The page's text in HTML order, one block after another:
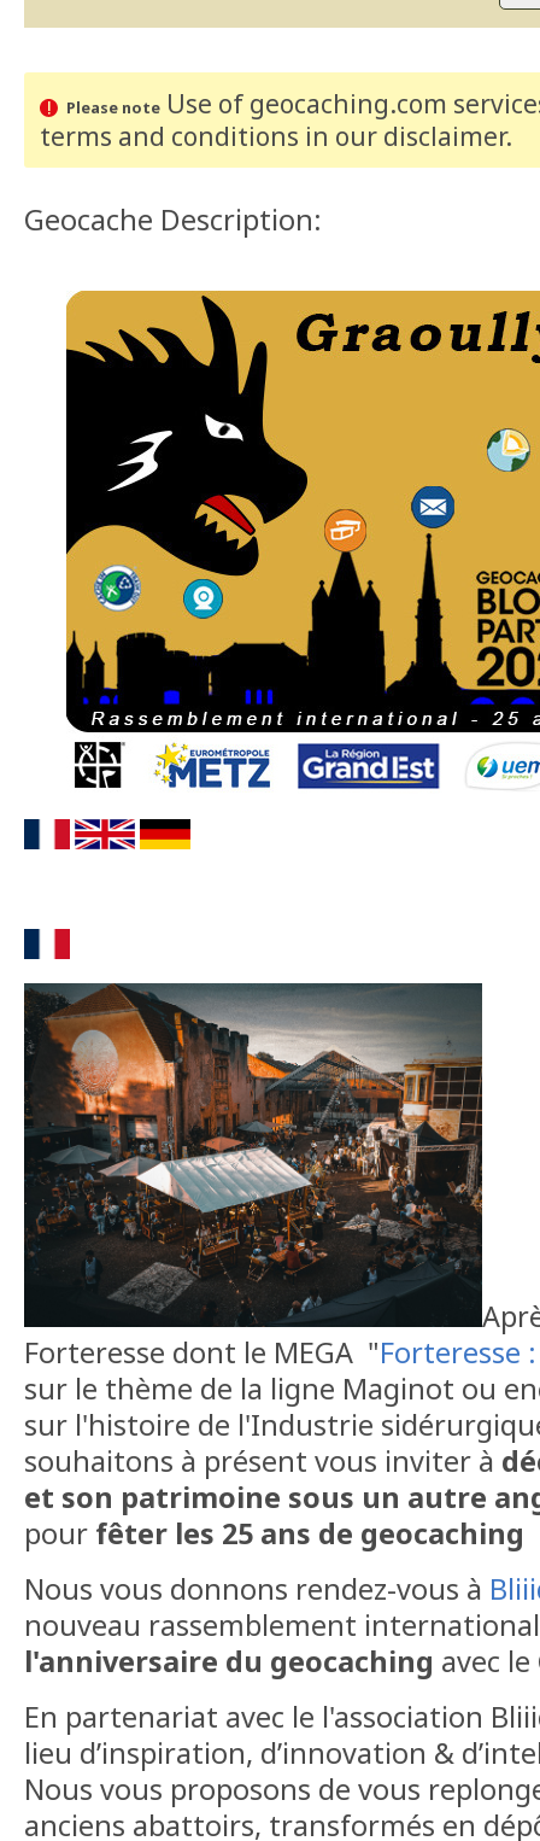
Please noteUse of geocaching.com
terms and conditions in our disclaimer.
Geocache Description:
Forteresse dont le MEGA "Forteresse
sur le thème de la ligne Maginot ou
sur l'histoire de l'Industrie
souhaitons à présent vous inviter à
et son patrimoine sous un autre
pour fêter les 25 ans de geocaching
Nous vous donnons rendez-vous à
nouveau rassemblement
l'anniversaire du geocaching avec le
En partenariat avec le l'association
lieu d’inspiration, d’innovation &
Nous vous proposons de vous
anciens abattoirs, transformés en